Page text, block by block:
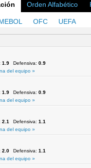
Orden Alfabético
OFC UEFA
1.9 Defensiva: 0.9
del equipo »
1.9 Defensiva: 0.9
del equipo »
2.1 Defensiva: 1.1
del equipo »
2.0 Defensiva: 1.1
del equipo »